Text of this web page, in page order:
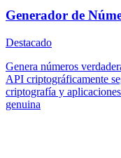
Generador de
Destacado
Genera números
API criptográficamente
criptografía y
genuina